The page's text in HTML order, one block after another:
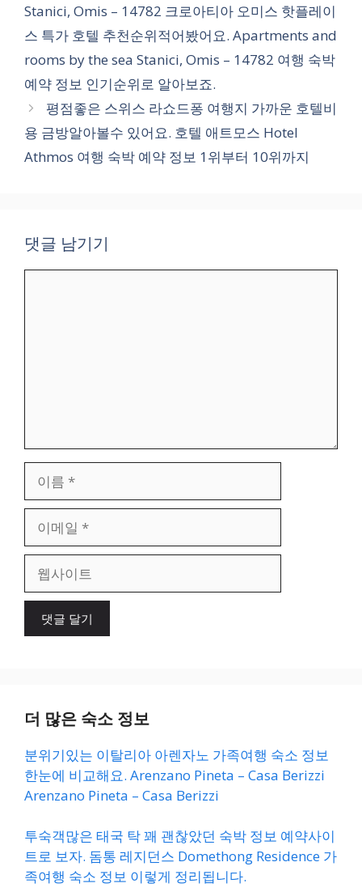
리
Stanici, Omis – 14782 크로아티아 오미스 핫플레이
스 특가 호텔 추천순위적어봤어요. Apartments and
rooms by the sea Stanici, Omis – 14782 여행 숙박
예약 정보 인기순위로 알아보죠.
평점좋은 스위스 라쇼드퐁 여행지 가까운 호텔비
용 금방알아볼수 있어요. 호텔 애트모스 Hotel
Athmos 여행 숙박 예약 정보 1위부터 10위까지
댓글 남기기
일
이
더 많은 숙소 정보
분위기있는 이탈리아 아렌자노 가족여행 숙소 정보
한눈에 비교해요. Arenzano Pineta – Casa Berizzi
Arenzano Pineta – Casa Berizzi
투숙객많은 태국 탁 꽤 괜찮았던 숙박 정보 예약사이
트로 보자. 돔통 레지던스 Domethong Residence 가
족여행 숙소 정보 이렇게 정리됩니다.